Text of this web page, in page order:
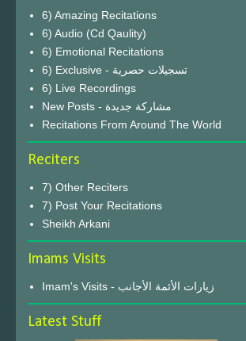
6) Amazing Recitations
6) Audio (Cd Qaulity)
6) Emotional Recitations
6) Exclusive - تسجيلات حصرية
6) Live Recordings
New Posts - مشاركة جديدة
Recitations From Around The World
Reciters
7) Other Reciters
7) Post Your Recitations
Sheikh Arkani
Imams Visits
Imam's Visits - زيارات الأئمة الأجانب
Latest Stuff